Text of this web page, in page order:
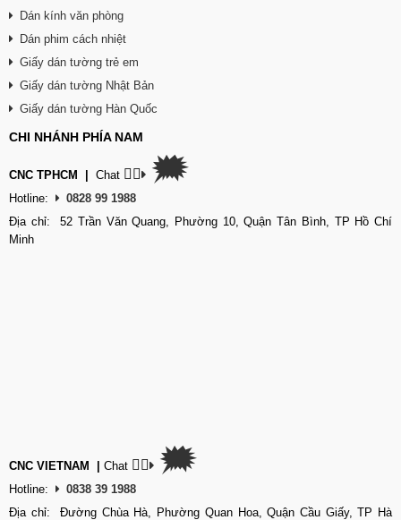
Dán kính văn phòng
Dán phim cách nhiệt
Giấy dán tường trẻ em
Giấy dán tường Nhật Bản
Giấy dán tường Hàn Quốc
CHI NHÁNH PHÍA NAM
CNC TPHCM Chat 👉🏽 🗯
Hotline:
0828 99 1988
Địa chỉ: 52 Trần Văn Quang, Phường 10, Quận Tân Bình, TP Hồ Chí
Minh
CNC VIETNAM Chat 👉🏽 🗯
Hotline:
0838 39 1988
Địa chỉ: Đường Chùa Hà, Phường Quan Hoa, Quận Cầu Giấy, TP Hà